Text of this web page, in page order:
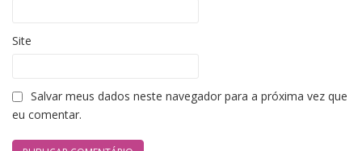
Site
Salvar meus dados neste navegador para a próxima vez que
eu comentar.